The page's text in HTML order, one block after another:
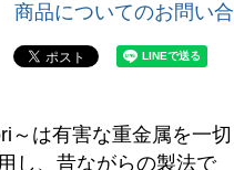
商品についてのお問い
は有害な重金属を一切
し、昔ながらの製法で